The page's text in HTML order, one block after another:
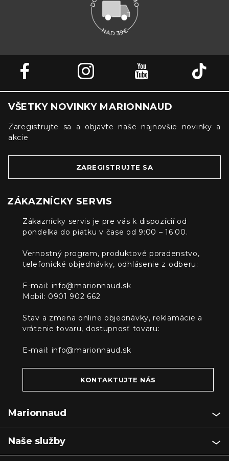
VŠETKY NOVINKY MARIONNAUD
Zaregistrujte sa a objavte naše najnovšie novinky a
akcie
ZAREGISTRUJTE SA
ZÁKAZNÍCKY SERVIS
Zákaznícky servis je pre vás k dispozícií od
pondelka do piatku v čase od 9:00 – 16:00.
Vernostný program, produktové poradenstvo,
telefonické objednávky, odhlásenie z odberu:
E-mail: info@marionnaud.sk
Mobil: 0901 902 662
Stav a zmena online objednávky, reklamácie a
vrátenie tovaru, dostupnosť tovaru:
E-mail: info@marionnaud.sk
KONTAKTUJTE NÁS
Marionnaud
Naše služby